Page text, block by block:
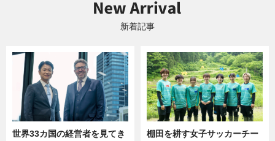
新着記事
世界33カ国の経営者を見てき
棚田を耕す女子サッカーチー